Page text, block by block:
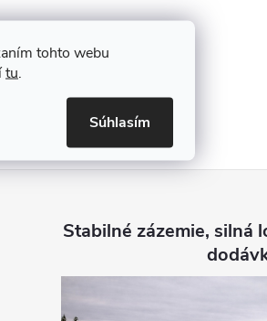
tohto webu
tu.
Súhlasím
Stabilné zázemie, silná